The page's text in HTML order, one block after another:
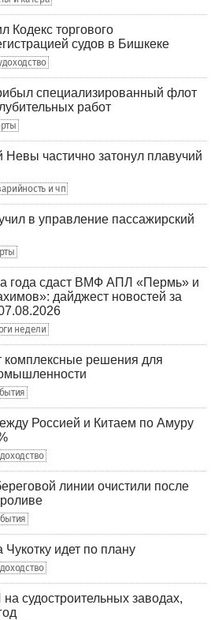
Кодекс торгового
судов в Бишкеке
специализированный флот
работ
частично затонул плавучий
и чп
в управление пассажирский
года сдаст ВМФ АПЛ «Пермь» и
дайджест новостей за
недели
комплексные решения для
Россией и Китаем по Амуру
линии очистили после
идет по плану
судостроительных заводах,